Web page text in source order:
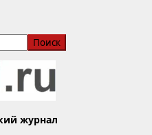
журнал